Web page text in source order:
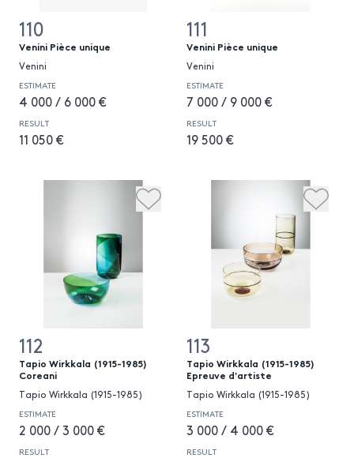
110
Venini Pièce unique
Venini
ESTIMATE
4 000 / 6 000 €
RESULT
11 050 €
111
Venini Pièce unique
Venini
ESTIMATE
7 000 / 9 000 €
RESULT
19 500 €
112
Tapio Wirkkala (1915-1985)
Coreani
Tapio Wirkkala (1915-1985)
ESTIMATE
2 000 / 3 000 €
RESULT
113
Tapio Wirkkala (1915-1985)
Epreuve d'artiste
Tapio Wirkkala (1915-1985)
ESTIMATE
3 000 / 4 000 €
RESULT